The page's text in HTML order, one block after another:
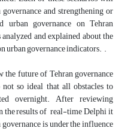
and strengthening or
urban governance on Tehran
and explained about the
urban governance indicators. .
the future of Tehran governance
so ideal that all obstacles to
overnight. After reviewing
the results of real-time Delphi it
is under the influence